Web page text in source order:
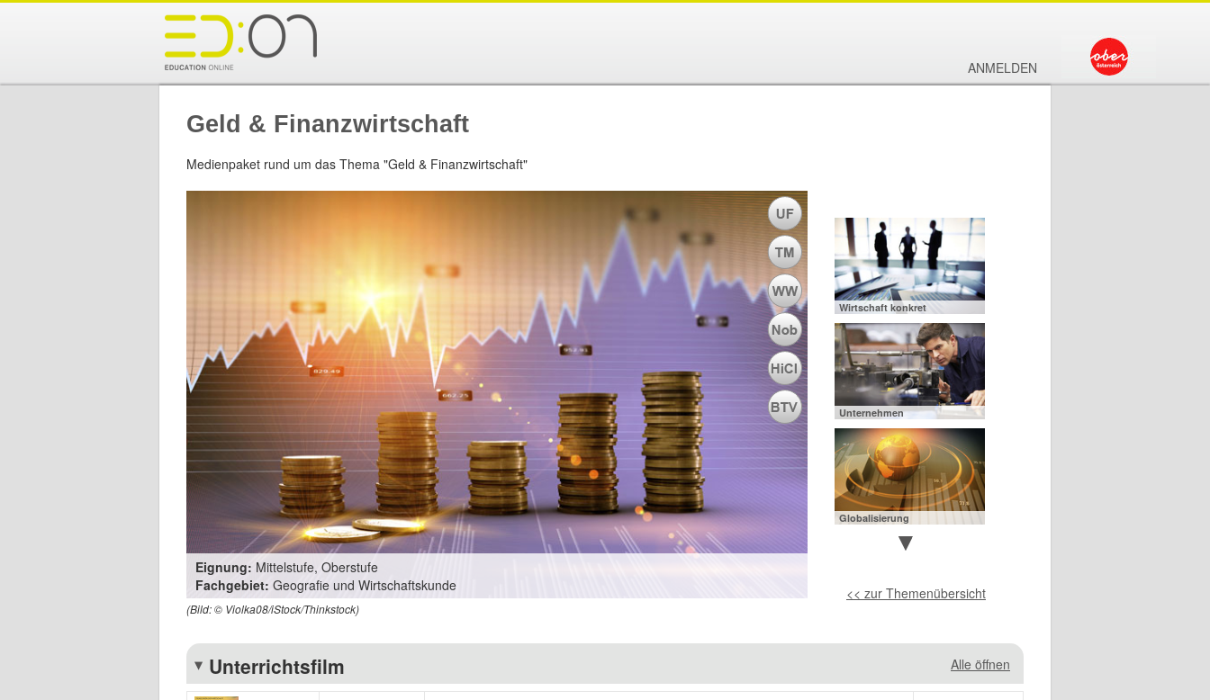
ANMELDEN
Geld & Finanzwirtschaft
Medienpaket rund um das Thema "Geld & Finanzwirtschaft"
Eignung: Mittelstufe, Oberstufe
Fachgebiet: Geografie und Wirtschaftskunde
(Bild: © Violka08/iStock/Thinkstock)
Wirtschaft konkret
Unternehmen
Globalisierung
<< zur Themenübersicht
Unterrichtsfilm Alle öffnen